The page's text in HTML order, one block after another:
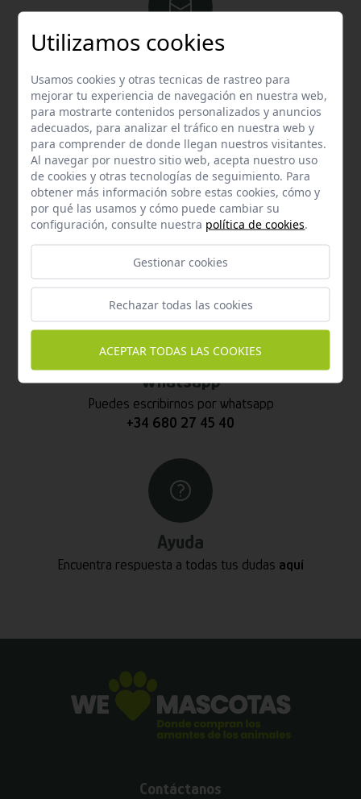
Contacta con nosotros vía email
hola@welovemascotas.com
Teléfono
587 870
Whatsapp
Puedes escribirnos por whatsapp
+34 680 27 45 40
Ayuda
Encuentra respuesta a todas tus dudas aquí
Contáctanos
Utilizamos cookies
Usamos cookies y otras tecnicas de rastreo para
mejorar tu experiencia de navegación en nuestra web,
para mostrarte contenidos personalizados y anuncios
adecuados, para analizar el tráfico en nuestra web y
para comprender de donde llegan nuestros visitantes.
Al navegar por nuestro sitio web, acepta nuestro uso
de cookies y otras tecnologías de seguimiento. Para
obtener más información sobre estas cookies, cómo y
por qué las usamos y cómo puede cambiar su
configuración, consulte nuestra política de cookies.
Gestionar cookies
Rechazar todas las cookies
ACEPTAR TODAS LAS COOKIES